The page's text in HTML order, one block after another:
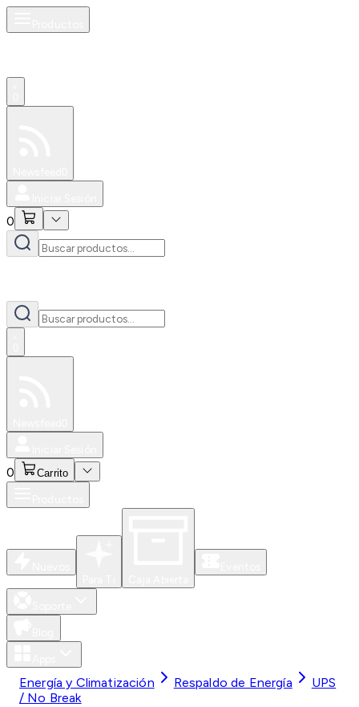
0
0 Carrito
Energía y Climatización Respaldo de Energía
UPS
/ No Break